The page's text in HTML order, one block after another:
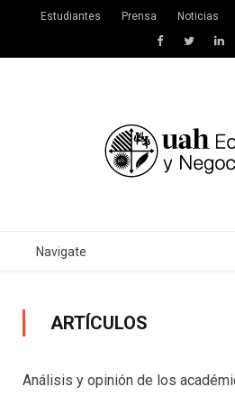
Estudiantes Prensa Noticias
FacebookTwitter
Navigate
ARTÍCULOS
Análisis y opinión de los